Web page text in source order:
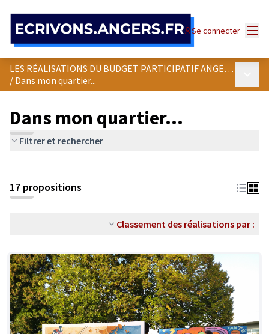
Se connecter
LES RÉALISATIONS DU BUDGET PARTICIPATIF ANGEVIN
/ Dans mon quartier...
Dans mon quartier...
Filtrer et rechercher
+
−
17 propositions
Classement des réalisations par :